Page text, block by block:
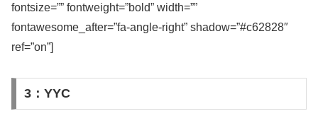
fontsize=”” fontweight=”bold” width=””
fontawesome_after=”fa-angle-right” shadow=”#c62828″
ref=”on”]
3：YYC